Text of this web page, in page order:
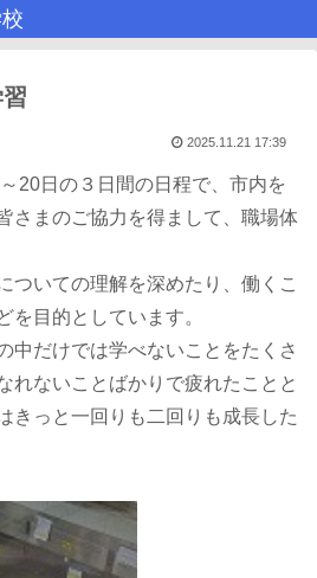
2025.11.21 17:39
20日の３日間の日程で、市内を
さまのご協力を得まして、職場体
いての理解を深めたり、働くこ
を目的としています。
だけでは学べないことをたくさ
れないことばかりで疲れたことと
きっと一回りも二回りも成長した